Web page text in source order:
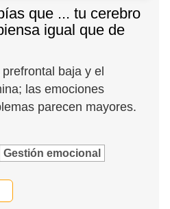
que ... tu cerebro
igual que de
baja y el
las emociones
parecen mayores.
Gestión emocional